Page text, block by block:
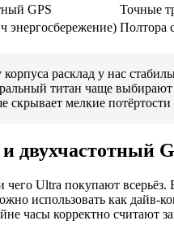
GPS
Точные
энергосбережение) Полтора
корпуса расклад у нас
титан чаще
скрывает мелкие
двухчастотный
Ultra покупают всерьёз.
использовать как дайв-
часы корректно